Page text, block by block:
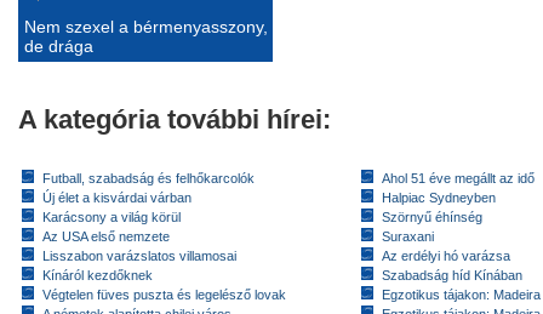
Nem szexel a bérmenyasszony,
de drága
A kategória további hírei:
Futball, szabadság és felhőkarcolók
Új élet a kisvárdai várban
Karácsony a világ körül
Az USA első nemzete
Lisszabon varázslatos villamosai
Kínáról kezdőknek
Végtelen füves puszta és legelésző lovak
Ahol 51 éve megállt az idő
Halpiac Sydneyben
Szörnyű éhínség
Suraxani
Az erdélyi hó varázsa
Szabadság híd Kínában
Egzotikus tájakon: